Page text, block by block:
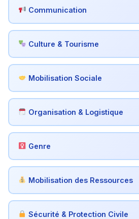
Communication
Culture & Tourisme
Mobilisation Sociale
Organisation & Logistique
Genre
Mobilisation des Ressources
Sécurité & Protection Civile